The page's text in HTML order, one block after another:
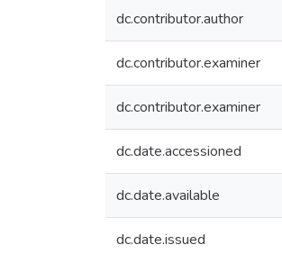
dc.contributor.author
dc.contributor.examiner
dc.contributor.examiner
dc.date.accessioned
dc.date.available
dc.date.issued